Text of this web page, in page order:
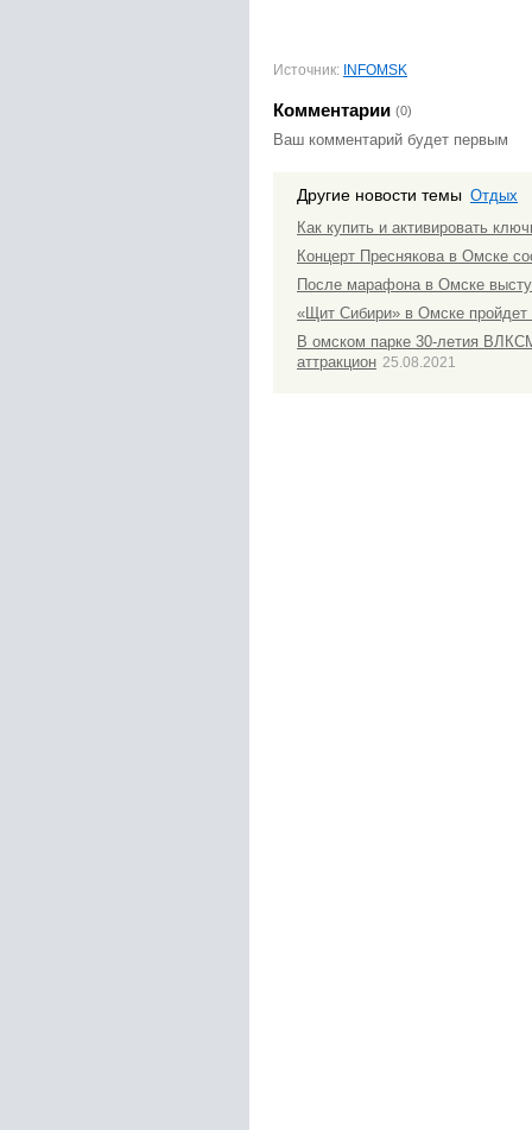
Источник: INFOMSK
Комментарии (0)
Ваш комментарий будет первым
Другие новости темы Отдых
Как купить и активировать
Концерт Преснякова в Омске
После марафона в Омске
«Щит Сибири» в Омске
В омском парке 30-летия
аттракцион 25.08.2021